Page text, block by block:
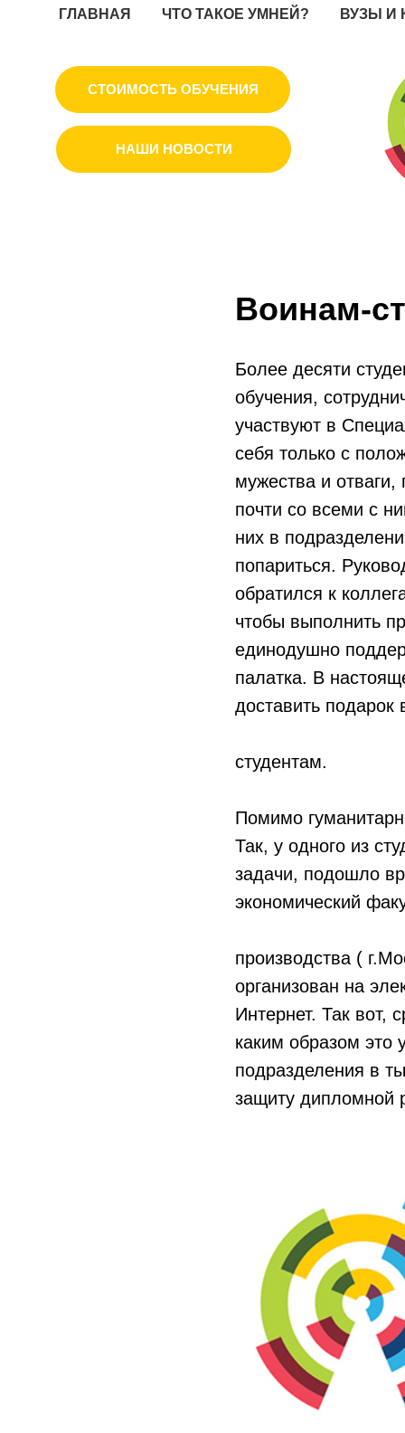
ГЛАВНАЯ ЧТО ТАКОЕ УМНЕЙ? ВУЗЫ И
СТОИМОСТЬ ОБУЧЕНИЯ
НАШИ НОВОСТИ
Воинам-
Более десяти
обучения,
участвуют в
себя только с
мужества и
почти со всеми с
них в
попариться.
обратился к
чтобы выполнить
единодушно
палатка. В
доставить подарок
студентам.
Помимо
Так, у одного из
задачи, подошло
экономический
производства (
организован на
Интернет. Так вот,
каким образом это
подразделения в
защиту дипломной